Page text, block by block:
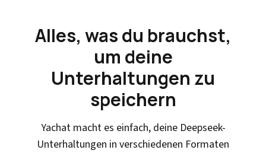
Alles, was du brauchst,
um deine
Unterhaltungen zu
speichern
Yachat macht es einfach, deine Deepseek-
Unterhaltungen in verschiedenen Formaten